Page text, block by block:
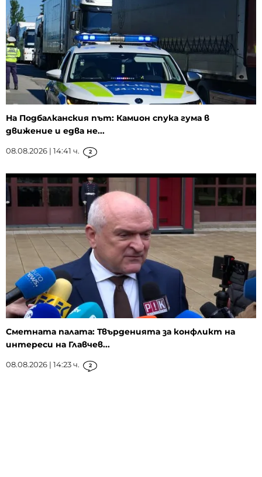
На Подбалканския път: Камион спука гума в
движение и едва не...
08.08.2026 | 14:41 ч. 2
Сметната палата: Твърденията за конфликт на
интереси на Главчев...
08.08.2026 | 14:23 ч. 2